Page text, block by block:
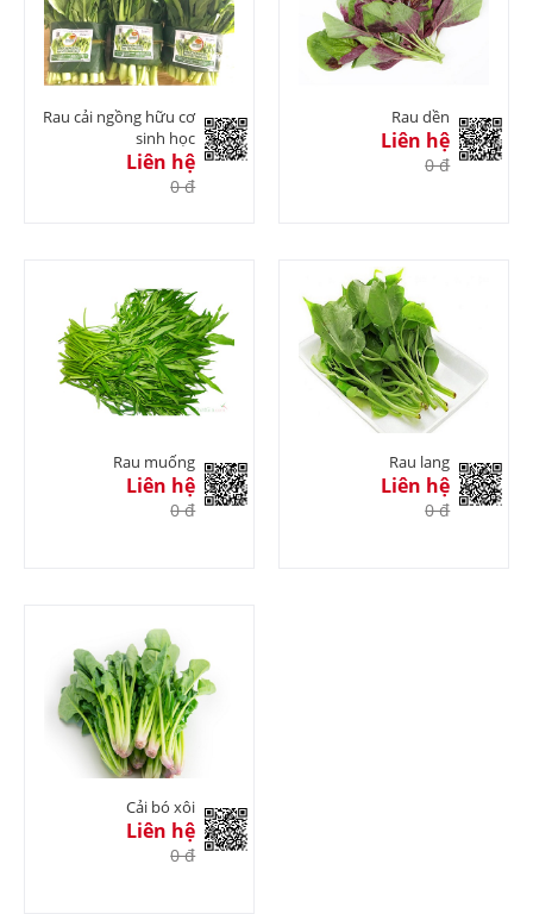
Rau cải ngồng hữu cơ
sinh học
Liên hệ
0 đ
Rau dền
Liên hệ
0 đ
Rau muống
Liên hệ
0 đ
Rau lang
Liên hệ
0 đ
Cải bó xôi
Liên hệ
0 đ